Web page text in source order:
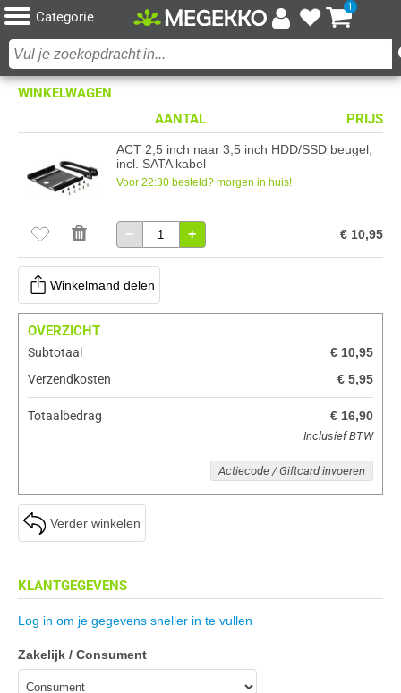
Categorie
1
WINKELWAGEN
AANTAL
PRIJS
ACT 2,5 inch naar 3,5 inch HDD/SSD beugel,
incl. SATA kabel
Voor 22:30 besteld? morgen in huis!
− + € 10,95
Winkelmand delen
Verder winkelen
OVERZICHT
Subtotaal
€ 10,95
Verzendkosten
€ 5,95
Totaalbedrag € 16,90
Inclusief BTW
Actiecode / Giftcard invoeren
KLANTGEGEVENS
Log in om je gegevens sneller in te vullen
Zakelijk / Consument